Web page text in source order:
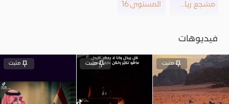
مشجع رياضي المستوى 16
فيديوهات
مثبت مثبت مثبت